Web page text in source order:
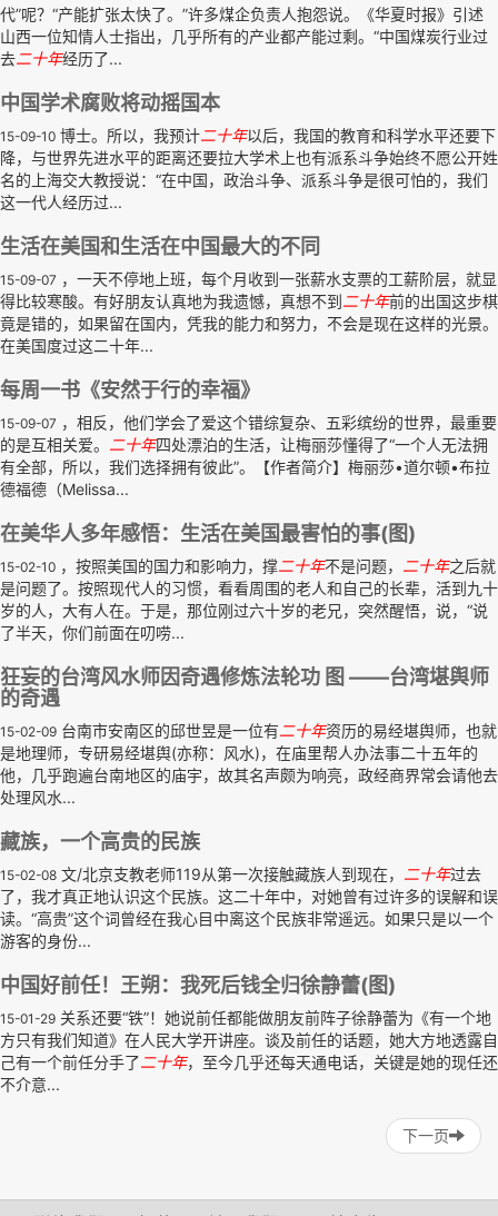
代”呢？“产能扩张太快了。”许多煤企负责人抱怨说。《华夏时报》引述
山西一位知情人士指出，几乎所有的产业都产能过剩。“中国煤炭行业过
去二十年经历了...
中国学术腐败将动摇国本
15-09-10 博士。所以，我预计二十年以后，我国的教育和科学水平还要下
降，与世界先进水平的距离还要拉大学术上也有派系斗争始终不愿公开姓
名的上海交大教授说：“在中国，政治斗争、派系斗争是很可怕的，我们
这一代人经历过...
生活在美国和生活在中国最大的不同
15-09-07 ，一天不停地上班，每个月收到一张薪水支票的工薪阶层，就显
得比较寒酸。有好朋友认真地为我遗憾，真想不到二十年前的出国这步棋
竟是错的，如果留在国内，凭我的能力和努力，不会是现在这样的光景。
在美国度过这二十年...
每周一书《安然于行的幸福》
15-09-07 ，相反，他们学会了爱这个错综复杂、五彩缤纷的世界，最重要
的是互相关爱。 二十年四处漂泊的生活，让梅丽莎懂得了“一个人无法拥
有全部，所以，我们选择拥有彼此”。【作者简介】梅丽莎•道尔顿•布拉
德福德（Melissa...
在美华人多年感悟：生活在美国最害怕的事(图)
15-02-10 ，按照美国的国力和影响力，撑二十年不是问题， 二十年之后就
是问题了。按照现代人的习惯，看看周围的老人和自己的长辈，活到九十
岁的人，大有人在。于是，那位刚过六十岁的老兄，突然醒悟，说，“说
了半天，你们前面在叨唠...
狂妄的台湾风水师因奇遇修炼法轮功 图 ——台湾堪舆师
的奇遇
15-02-09 台南市安南区的邱世昱是一位有二十年资历的易经堪舆师，也就
是地理师，专研易经堪舆(亦称：风水)，在庙里帮人办法事二十五年的
他，几乎跑遍台南地区的庙宇，故其名声颇为响亮，政经商界常会请他去
处理风水...
藏族，一个高贵的民族
15-02-08 文/北京支教老师119从第一次接触藏族人到现在， 二十年过去
了，我才真正地认识这个民族。这二十年中，对她曾有过许多的误解和误
读。“高贵”这个词曾经在我心目中离这个民族非常遥远。如果只是以一个
游客的身份...
中国好前任！王朔：我死后钱全归徐静蕾(图)
15-01-29 关系还要“铁”！她说前任都能做朋友前阵子徐静蕾为《有一个地
方只有我们知道》在人民大学开讲座。谈及前任的话题，她大方地透露自
己有一个前任分手了二十年，至今几乎还每天通电话，关键是她的现任还
不介意...
下一页